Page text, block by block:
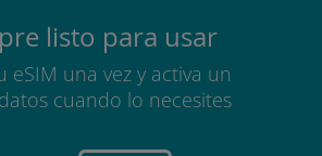
listo para usar
eSIM una vez y activa un
cuando lo necesites